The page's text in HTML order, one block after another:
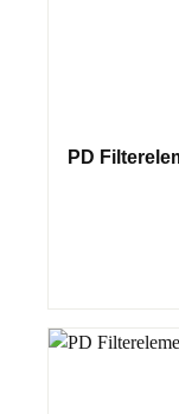
PD